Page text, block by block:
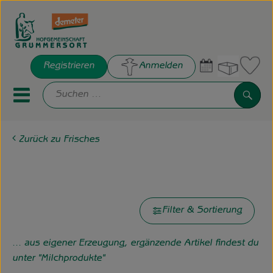
Registrieren Anmelden
Mobiles Menu öffnen oder
Hofkisten
Hof Grummersort e.V.
Zurück zu Frisches
Filter & Sortierung
... aus eigener Erzeugung, ergänzende Artikel findest du
unter "Milchprodukte"